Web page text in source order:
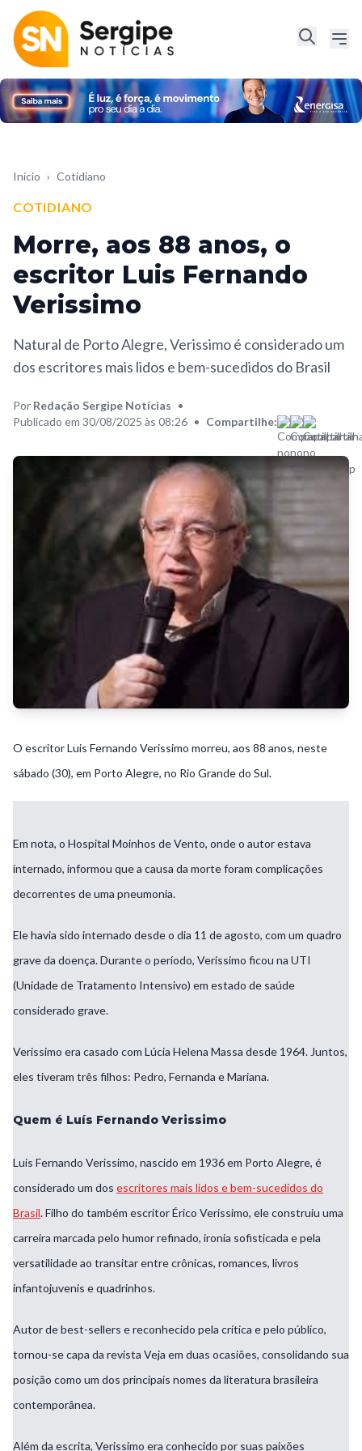
Início › Cotidiano
COTIDIANO
Morre, aos 88 anos, o
escritor Luis Fernando
Verissimo
Natural de Porto Alegre, Verissimo é considerado um
dos escritores mais lidos e bem-sucedidos do Brasil
Por Redação Sergipe Notícias •
Publicado em 30/08/2025 às 08:26 • Compartilhe:
O escritor Luis Fernando Verissimo morreu, aos 88 anos, neste
sábado (30), em Porto Alegre, no Rio Grande do Sul.
Em nota, o Hospital Moinhos de Vento, onde o autor estava
internado, informou que a causa da morte foram complicações
decorrentes de uma pneumonia.
Ele havia sido internado desde o dia 11 de agosto, com um quadro
grave da doença. Durante o período, Verissimo ficou na UTI
(Unidade de Tratamento Intensivo) em estado de saúde
considerado grave.
Verissimo era casado com Lúcia Helena Massa desde 1964. Juntos,
eles tiveram três filhos: Pedro, Fernanda e Mariana.
Quem é Luís Fernando Verissimo
Luis Fernando Verissimo, nascido em 1936 em Porto Alegre, é
considerado um dos escritores mais lidos e bem-sucedidos do
Brasil. Filho do também escritor Érico Verissimo, ele construiu uma
carreira marcada pelo humor refinado, ironia sofisticada e pela
versatilidade ao transitar entre crônicas, romances, livros
infantojuvenis e quadrinhos.
Autor de best-sellers e reconhecido pela crítica e pelo público,
tornou-se capa da revista Veja em duas ocasiões, consolidando sua
posição como um dos principais nomes da literatura brasileira
contemporânea.
Além da escrita, Verissimo era conhecido por suas paixões